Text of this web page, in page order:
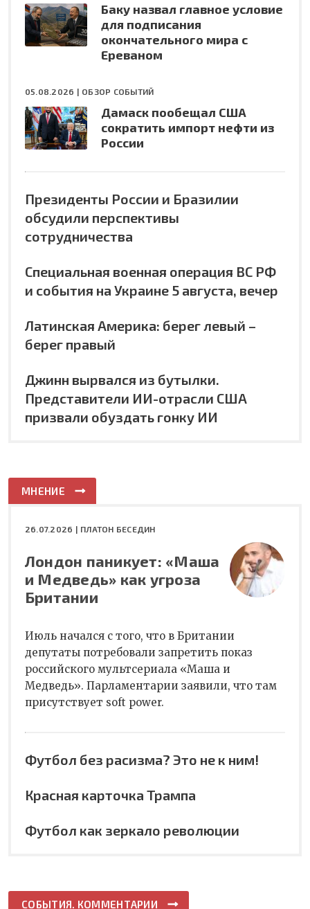
Баку назвал главное условие
для подписания
окончательного мира с
Ереваном
05.08.2026 | ОБЗОР СОБЫТИЙ
Дамаск пообещал США
сократить импорт нефти из
России
Президенты России и Бразилии
обсудили перспективы
сотрудничества
Специальная военная операция ВС РФ
и события на Украине 5 августа, вечер
Латинская Америка: берег левый –
берег правый
Джинн вырвался из бутылки.
Представители ИИ-отрасли США
призвали обуздать гонку ИИ
МНЕНИЕ
26.07.2026 | ПЛАТОН БЕСЕДИН
Лондон паникует: «Маша
и Медведь» как угроза
Британии
Июль начался с того, что в Британии
депутаты потребовали запретить показ
российского мультсериала «Маша и
Медведь». Парламентарии заявили, что там
присутствует soft power.
Футбол без расизма? Это не к ним!
Красная карточка Трампа
Футбол как зеркало революции
СОБЫТИЯ. КОММЕНТАРИИ